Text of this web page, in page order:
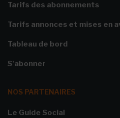
Tarifs des abonnements
Tarifs annonces et mises en
Tableau de bord
S'abonner
NOS PARTENAIRES
Le Guide Social